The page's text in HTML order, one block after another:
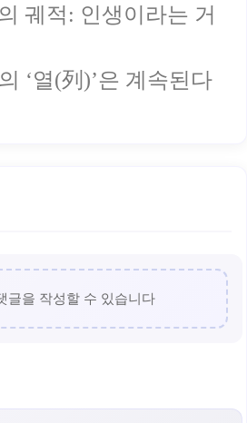
궤적: 인생이라는 거
‘열(列)’은 계속된다
글을 작성할 수 있습니다